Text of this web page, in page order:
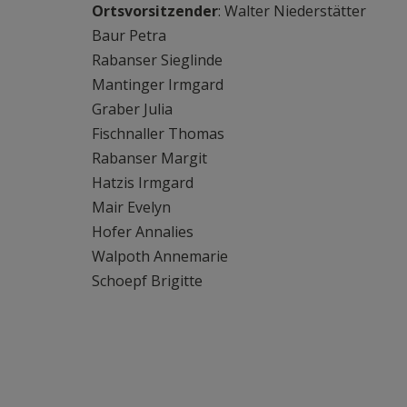
Ortsvorsitzender: Walter Niederstätter
Baur Petra
Rabanser Sieglinde
Mantinger Irmgard
Graber Julia
Fischnaller Thomas
Rabanser Margit
Hatzis Irmgard
Mair Evelyn
Hofer Annalies
Walpoth Annemarie
Schoepf Brigitte